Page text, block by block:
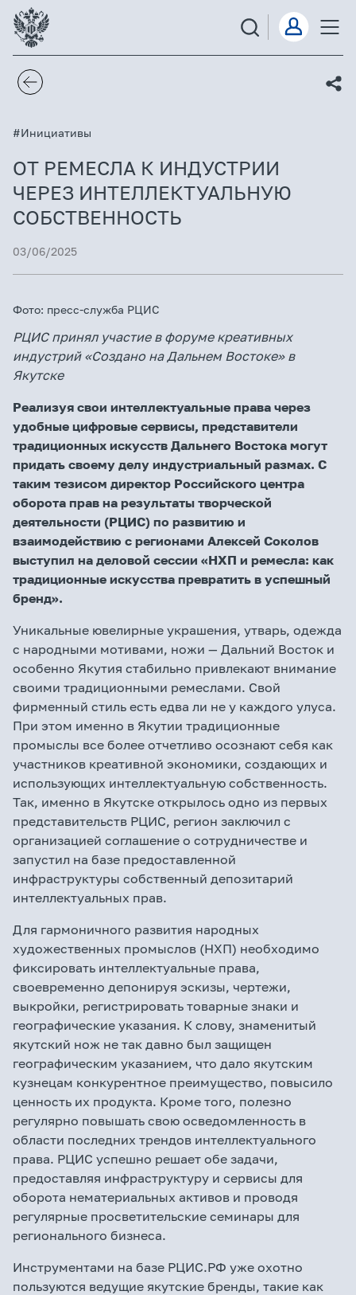
#Инициативы
ОТ РЕМЕСЛА К ИНДУСТРИИ
ЧЕРЕЗ ИНТЕЛЛЕКТУАЛЬНУЮ
СОБСТВЕННОСТЬ
03/06/2025
Фото: пресс-служба РЦИС
РЦИС принял участие в форуме креативных
индустрий «Создано на Дальнем Востоке» в
Якутске
Реализуя свои интеллектуальные права через
удобные цифровые сервисы, представители
традиционных искусств Дальнего Востока могут
придать своему делу индустриальный размах. С
таким тезисом директор Российского центра
оборота прав на результаты творческой
деятельности (РЦИС) по развитию и
взаимодействию с регионами Алексей Соколов
выступил на деловой сессии «НХП и ремесла: как
традиционные искусства превратить в успешный
бренд».
Уникальные ювелирные украшения, утварь, одежда
с народными мотивами, ножи — Дальний Восток и
особенно Якутия стабильно привлекают внимание
своими традиционными ремеслами. Свой
фирменный стиль есть едва ли не у каждого улуса.
При этом именно в Якутии традиционные
промыслы все более отчетливо осознают себя как
участников креативной экономики, создающих и
использующих интеллектуальную собственность.
Так, именно в Якутске открылось одно из первых
представительств РЦИС, регион заключил с
организацией соглашение о сотрудничестве и
запустил на базе предоставленной
инфраструктуры собственный депозитарий
интеллектуальных прав.
Для гармоничного развития народных
художественных промыслов (НХП) необходимо
фиксировать интеллектуальные права,
своевременно депонируя эскизы, чертежи,
выкройки, регистрировать товарные знаки и
географические указания. К слову, знаменитый
якутский нож не так давно был защищен
географическим указанием, что дало якутским
кузнецам конкурентное преимущество, повысило
ценность их продукта. Кроме того, полезно
регулярно повышать свою осведомленность в
области последних трендов интеллектуального
права. РЦИС успешно решает обе задачи,
предоставляя инфраструктуру и сервисы для
оборота нематериальных активов и проводя
регулярные просветительские семинары для
регионального бизнеса.
Инструментами на базе РЦИС.РФ уже охотно
пользуются ведущие якутские бренды, такие как